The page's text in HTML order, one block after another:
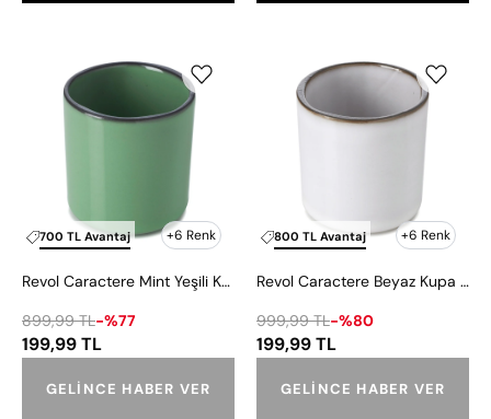
+6 Renk
700 TL Avantaj
Caractere
Yeşili
Revol Caractere Mint Yeşili Kupa 80 ml
899,99 TL-%77
199,99 TL
GELINCE HABER VER
+6 Renk
800 TL Avantaj
Caractere
Beyaz
Kupa
Revol Caractere Beyaz Kupa 80 ml
999,99 TL-%80
199,99 TL
GELINCE HABER VER